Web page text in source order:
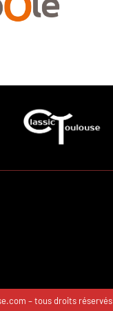
– tous droits réservés